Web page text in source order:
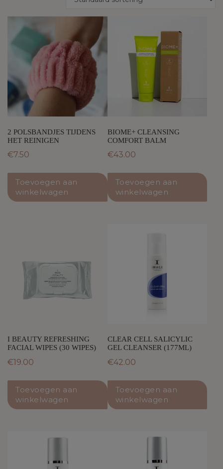
2 POLSBANDJES TIJDENS
HET REINIGEN
€7.50
Toevoegen aan
winkelwagen
BIOME+ CLEANSING
COMFORT BALM
€43.00
Toevoegen aan
winkelwagen
I BEAUTY REFRESHING
FACIAL WIPES (30 WIPES)
€19.00
Toevoegen aan
winkelwagen
CLEAR CELL SALICYLIC
GEL CLEANSER (177ML)
€42.00
Toevoegen aan
winkelwagen